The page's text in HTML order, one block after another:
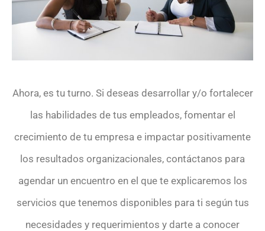
Ahora, es tu turno. Si deseas desarrollar y/o fortalecer
las habilidades de tus empleados, fomentar el
crecimiento de tu empresa e impactar positivamente
los resultados organizacionales, contáctanos para
agendar un encuentro en el que te explicaremos los
servicios que tenemos disponibles para ti según tus
necesidades y requerimientos y darte a conocer